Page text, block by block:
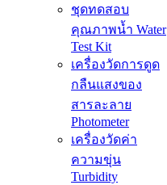
ชุดทดสอบ
คุณภาพน้ำ Water
Test Kit
เครื่องวัดการดูด
กลืนแสงของ
สารละลาย
Photometer
เครื่องวัดค่า
ความขุ่น
Turbidity